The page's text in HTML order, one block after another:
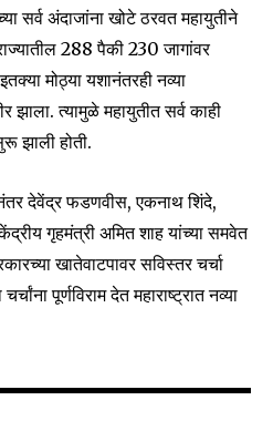
of
and be part of the
Don't worry, we respect
your inbox. Your information is
सर्व अंदाजांना खोटे ठरवत महायुतीने
288 पैकी 230 जागांवर
मोठ्या यशानंतरही नव्या
त्यामुळे महायुतीत सर्व काही
झाली होती.
देवेंद्र फडणवीस, एकनाथ शिंदे,
गृहमंत्री अमित शाह यांच्या समवेत
खातेवाटपावर सविस्तर चर्चा
पूर्णविराम देत महाराष्ट्रात नव्या